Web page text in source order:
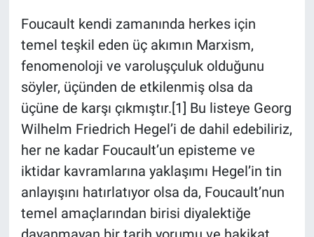
Foucault kendi zamanında herkes için
temel teşkil eden üç akımın Marxism,
fenomenoloji ve varoluşçuluk olduğunu
söyler, üçünden de etkilenmiş olsa da
üçüne de karşı çıkmıştır.[1] Bu listeye Georg
Wilhelm Friedrich Hegel’i de dahil edebiliriz,
her ne kadar Foucault’un episteme ve
iktidar kavramlarına yaklaşımı Hegel’in tin
anlayışını hatırlatıyor olsa da, Foucault’nun
temel amaçlarından birisi diyalektiğe